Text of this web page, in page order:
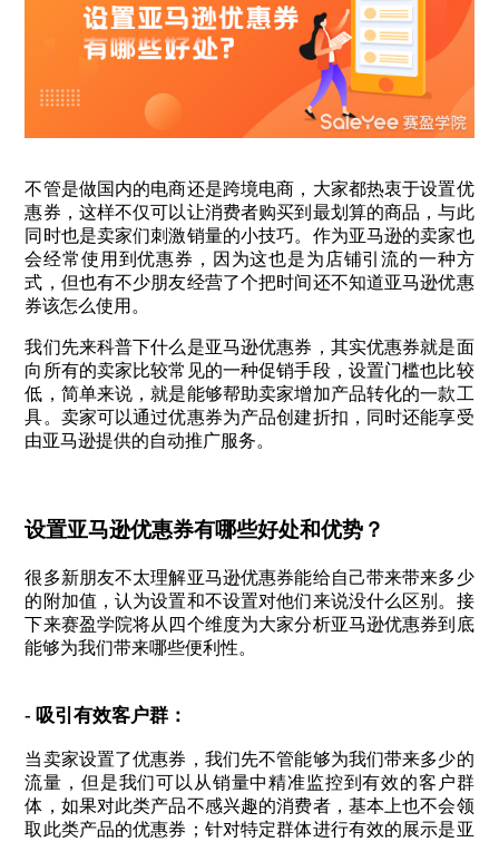
不管是做国内的电商还是跨境电商，大家都热衷于设置优
惠券，这样不仅可以让消费者购买到最划算的商品，与此
同时也是卖家们刺激销量的小技巧。作为亚马逊的卖家也
会经常使用到优惠券，因为这也是为店铺引流的一种方
式，但也有不少朋友经营了个把时间还不知道亚马逊优惠
券该怎么使用。
我们先来科普下什么是亚马逊优惠券，其实优惠券就是面
向所有的卖家比较常见的一种促销手段，设置门槛也比较
低，简单来说，就是能够帮助卖家增加产品转化的一款工
具。卖家可以通过优惠券为产品创建折扣，同时还能享受
由亚马逊提供的自动推广服务。
设置亚马逊优惠券有哪些好处和优势？
很多新朋友不太理解亚马逊优惠券能给自己带来带来多少
的附加值，认为设置和不设置对他们来说没什么区别。接
下来赛盈学院将从四个维度为大家分析亚马逊优惠券到底
能够为我们带来哪些便利性。
- 吸引有效客户群：
当卖家设置了优惠券，我们先不管能够为我们带来多少的
流量，但是我们可以从销量中精准监控到有效的客户群
体，如果对此类产品不感兴趣的消费者，基本上也不会领
取此类产品的优惠券；针对特定群体进行有效的展示是亚